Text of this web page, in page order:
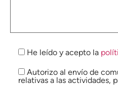
He leído y acepto la
Autorizo al envío de
relativas a las actividades,